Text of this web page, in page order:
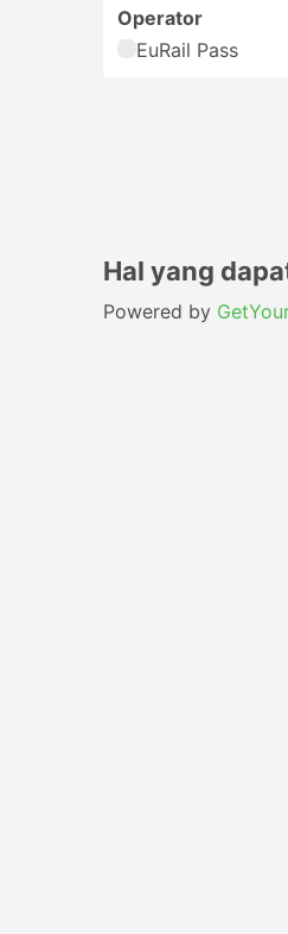
Operator
EuRail Pass
Hal yang
Powered by